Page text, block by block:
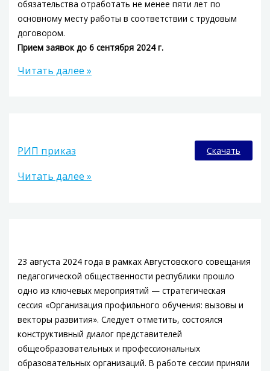
обязательства отработать не менее пяти лет по
основному месту работы в соответствии с трудовым
договором.
Прием заявок до 6 сентября 2024 г.
Читать далее »
РИП приказ Скачать
Читать далее »
23 августа 2024 года в рамках Августовского совещания
педагогической общественности республики прошло
одно из ключевых мероприятий — стратегическая
сессия «Организация профильного обучения: вызовы и
векторы развития». Следует отметить, состоялся
конструктивный диалог представителей
общеобразовательных и профессиональных
образовательных организаций. В работе сессии приняли